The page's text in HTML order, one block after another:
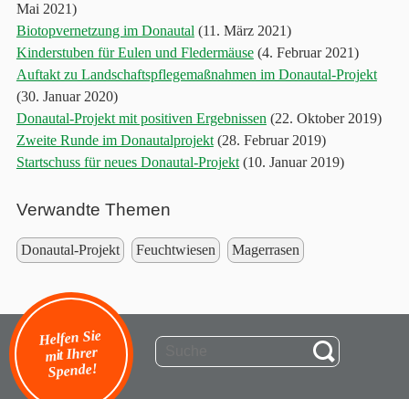
Mai 2021)
Biotopvernetzung im Donautal (11. März 2021)
Kinderstuben für Eulen und Fledermäuse(4. Februar 2021)
Auftakt zu Landschaftspflegemaßnahmen im Donautal-Projekt
(30. Januar 2020)
Donautal-Projekt mit positiven Ergebnissen (22. Oktober 2019)
Zweite Runde im Donautalprojekt(28. Februar 2019)
Startschuss für neues Donautal-Projekt(10. Januar 2019)
Verwandte Themen
Donautal-Projekt Feuchtwiesen Magerrasen
Helfen Sie
mit Ihrer
Spende!